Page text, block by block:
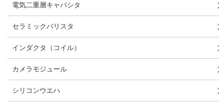
電気二重層キャパシタ
セラミックバリスタ
インダクタ（コイル）
カメラモジュール
シリコンウエハ